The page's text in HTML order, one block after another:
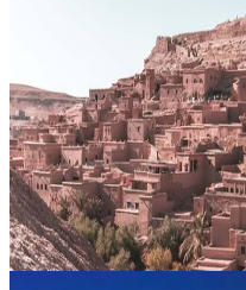
Tour di 3 giorni da
Introduzione : Questo viaggio
passando per Merzouga, è
iconici del Marocco.
Atlante...
Su richiesta
Merzouga, Marocco